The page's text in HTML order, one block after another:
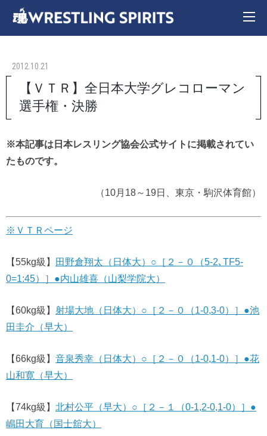
2012.10.21
【ＶＴＲ】全日本大学グレコローマン
選手権・決勝
※本記事は日本レスリング協会公式サイトに掲載されてい
たものです。
（10月18～19日、東京・駒沢体育館）
※ＶＴＲページ
【55kg級】
田野倉翔太（日体大）○［２－０（5-2､TF5-
0=1:45）］●内山雄喜（山梨学院大）
【60kg級】 射場大地（日体大）○［２－０（1-0,3-0）］●池
田圭介（早大）
【66kg級】 音泉秀幸（日体大）○［２－０（1-0,1-0）］●花
山和寛（早大）
【74kg級】 北村公平（早大）○［２－１（0-1,2-0,1-0）］●
嶋田大育（国士舘大）